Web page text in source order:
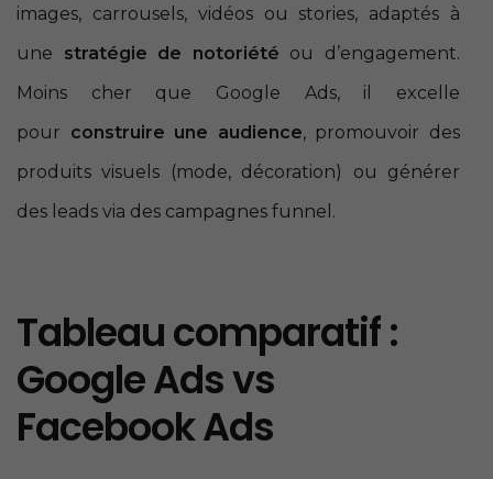
images, carrousels, vidéos ou stories, adaptés à
une stratégie de notoriété ou d’engagement.
Moins cher que Google Ads, il excelle
pour construire une audience, promouvoir des
produits visuels (mode, décoration) ou générer
des leads via des campagnes funnel.
Tableau comparatif :
Google Ads vs
Facebook Ads